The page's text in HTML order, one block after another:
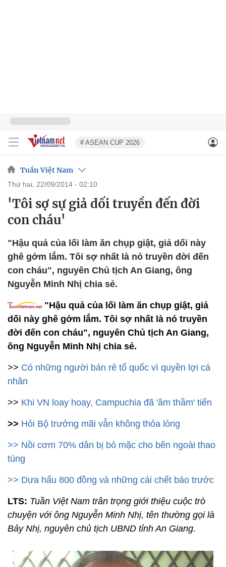
# ASEAN CUP 2026
Tuần Việt Nam
thứ hai, 22/09/2014 - 02:10
'Tôi sợ sự giả dối truyền đến đời
con cháu'
"Hậu quả của lối làm ăn chụp giật, giả dối này
ghê gớm lắm. Tôi sợ nhất là nó truyền đời đến
con cháu", nguyên Chủ tịch An Giang, ông
Nguyễn Minh Nhị chia sẻ.
"Hậu quả của lối làm ăn chụp giật, giả
dối này ghê gớm lắm. Tôi sợ nhất là nó truyền
đời đến con cháu", nguyên Chủ tịch An Giang,
ông Nguyễn Minh Nhị chia sẻ.
>> Có những người bán rẻ tổ quốc vì quyền lợi cá
nhân
>> Khi VN loay hoay, Campuchia đã 'âm thầm' tiến
>> Hỏi Bộ trưởng mãi vẫn không thỏa lòng
>> Nồi cơm 70% dân bị bỏ mặc cho bên ngoài thao
túng
>> Dưa hấu 800 đồng và những cái chết báo trước
LTS: Tuần Việt Nam trân trọng giới thiệu cuộc trò
chuyện với ông Nguyễn Minh Nhị, tên thường gọi là
Bảy Nhị, nguyên chủ tịch UBND tỉnh An Giang.